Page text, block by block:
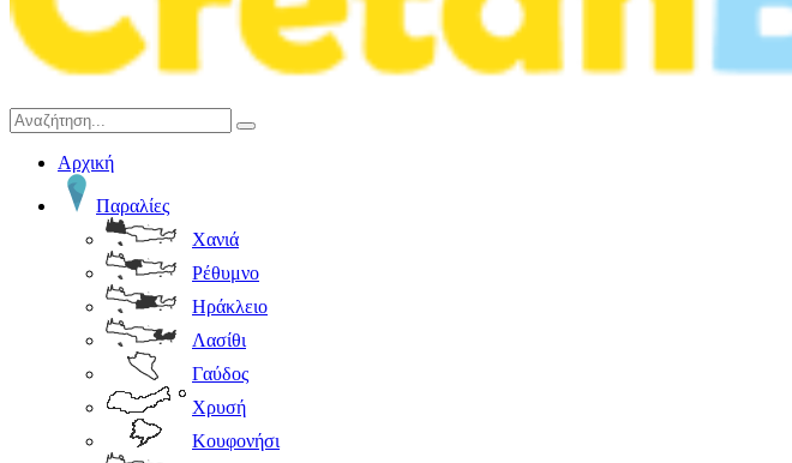
Αρχική
Παραλίες
Χανιά
Ρέθυμνο
Ηράκλειο
Λασίθι
Γαύδος
Χρυσή
Κουφονήσι